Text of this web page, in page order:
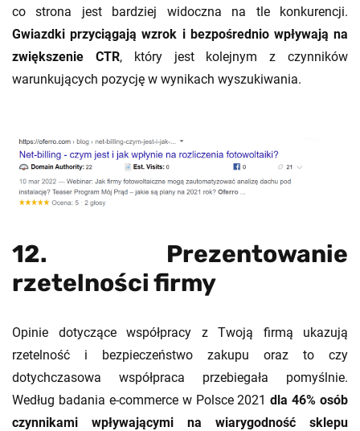
co strona jest bardziej widoczna na tle konkurencji.
Gwiazdki przyciągają wzrok i bezpośrednio wpływają na
zwiększenie CTR, który jest kolejnym z czynników
warunkujących pozycję w wynikach wyszukiwania.
12. Prezentowanie
rzetelności firmy
Opinie dotyczące współpracy z Twoją firmą ukazują
rzetelność i bezpieczeństwo zakupu oraz to czy
dotychczasowa współpraca przebiegała pomyślnie.
Według badania e-commerce w Polsce 2021dla 46% osób
czynnikami wpływającymi na wiarygodność sklepu